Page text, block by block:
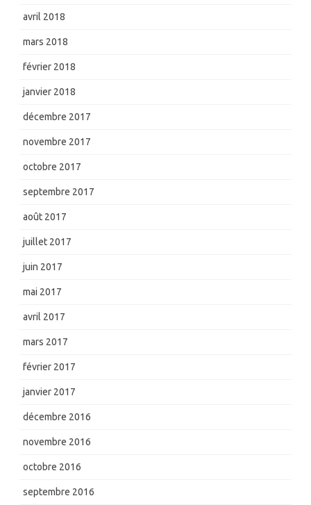
avril 2018
mars 2018
février 2018
janvier 2018
décembre 2017
novembre 2017
octobre 2017
septembre 2017
août 2017
juillet 2017
juin 2017
mai 2017
avril 2017
mars 2017
février 2017
janvier 2017
décembre 2016
novembre 2016
octobre 2016
septembre 2016